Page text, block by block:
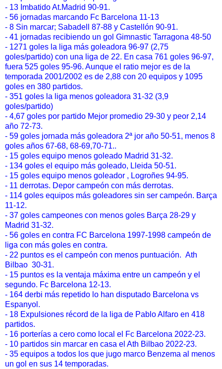
- 13 Imbatido At.Madrid 90-91.
- 56 jornadas marcando Fc Barcelona 11-13
- 8 Sin marcar; Sabadell 87-88 y Castellón 90-91.
- 41 jornadas recibiendo un gol Gimnastic Tarragona 48-50
- 1271 goles la liga más goleadora 96-97 (2,75
goles/partido) con una liga de 22. En casa 761 goles 96-97,
fuera 525 goles 95-96. Aunque el ratio mejor es de la
temporada 2001/2002 es de 2,88 con 20 equipos y 1095
goles en 380 partidos.
- 351 goles la liga menos goleadora 31-32 (3,9
goles/partido)
- 4,67 goles por partido Mejor promedio 29-30 y peor 2,14
año 72-73.
- 59 goles jornada más goleadora 2ª jor año 50-51, menos 8
goles años 67-68, 68-69,70-71..
- 15 goles equipo menos goleado Madrid 31-32.
- 134 goles el equipo más goleado, Lleida 50-51.
- 15 goles equipo menos goleador , Logroñes 94-95.
- 11 derrotas. Depor campeón con más derrotas.
- 114 goles equipos más goleadores sin ser campeón. Barça
11-12.
- 37 goles campeones con menos goles Barça 28-29 y
Madrid 31-32.
- 56 goles en contra FC Barcelona 1997-1998 campeón de
liga con más goles en contra.
- 22 puntos es el campeón con menos puntuación. Ath
Bilbao 30-31.
- 15 puntos es la ventaja máxima entre un campeón y el
segundo. Fc Barcelona 12-13.
- 164 derbi más repetido lo han disputado Barcelona vs
Espanyol.
- 18 Expulsiones récord de la liga de Pablo Alfaro en 418
partidos.
- 16 porterías a cero como local el Fc Barcelona 2022-23.
- 10 partidos sin marcar en casa el Ath Bilbao 2022-23.
- 35 equipos a todos los que jugo marco Benzema al menos
un gol en sus 14 temporadas.